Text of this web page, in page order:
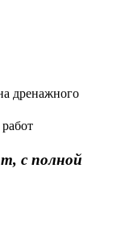
дренажного
с полной